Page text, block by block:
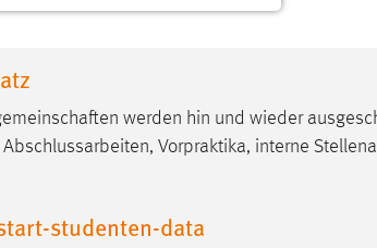
werden hin und wieder
Vorpraktika, interne
studenten-data
Cookie speichert die
Einverständnis-Optionen